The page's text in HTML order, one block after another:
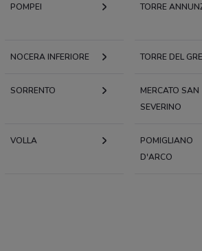
POMPEI TORRE
NOCERA INFERIORE TORRE DEL
SORRENTO
MERCATO SAN
SEVERINO
VOLLA
POMIGLIANO
D'ARCO